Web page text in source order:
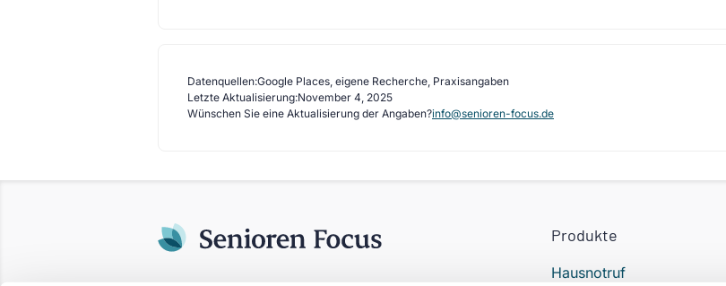
Datenquellen:Google Places, eigene Recherche, Praxisangaben
Letzte Aktualisierung:November 4, 2025
Wünschen Sie eine Aktualisierung der Angaben?info@senioren-focus.de
Produkte
Hausnotruf